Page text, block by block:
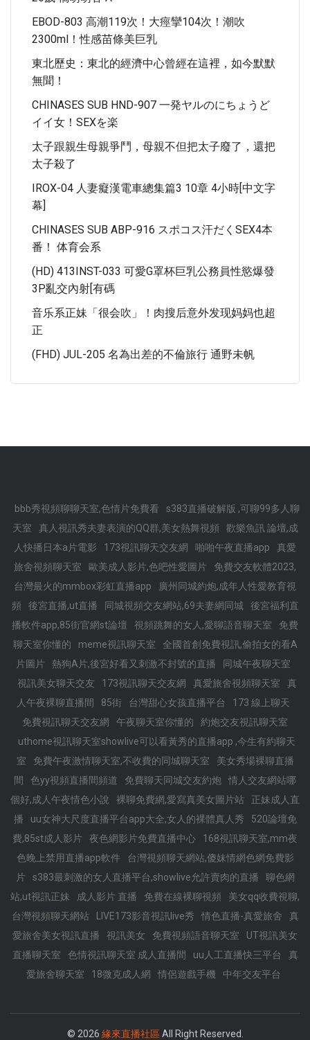
EBOD-803 高潮119次！大痙攣104次！潮吹
2300ml！性感苗條美巨乳
東北歷史：東北的經濟中心曾經在這裡，如今默默
無聞！
CHINASES SUB HND-907 一発ヤルのにちょうど
イイ女！SEXを楽
太子跟親生母親爭鬥，母親不但把太子廢了，還把
太子殺了
IROX-04 人妻癡漢電車總集篇3 10章 4小時[中文字
幕]
CHINASES SUB ABP-916 スポコス汗だくSEX4本
番！ 体育会系
(HD) 413INST-033 可愛G罩杯巨乳公務員性慾爆發
3P亂交內射[有碼
音乐系正妹「很会吹」！肉搜后意外发现妈妈也超
正
(FHD) JUL-205 名為出差的不倫旅行 通野未帆
bbb秀視頻聊聊天室,色情片免費看
s383直播破解版 ,可聊99多人聊
天室
真人視訊秀夫妻表演的QQ群,美女熱舞視頻
歡樂魚訊 論壇,成
人快播日本a片電影
173視訊聊天交友網 啪啪午夜直播app
真愛
旅舍視頻聊天室
歐美成人影片,色吧性愛圖片
免費交友軟體2023,
台灣最火的mmbox彩虹直播app
廣州同城約炮,成年人性愛教育視
頻
後宮直播,ut直播 同城視頻交友網站,69夫妻網同城
後宮福利直
播軟件app,85街官網st論壇
視頻跳舞的女人,愛聊語音聊天室
免費
聊天室你懂的
meme視訊聊天室
全國首創免費視訊,偷拍女的看A
片圖片
熱狗A片,後宮好看又刺激不封號的直播
同城午夜聊天室
視訊美女聊天交友
173視訊聊天交友網 真愛旅舍視頻聊天室
真
人午夜裸聊直播間
85街 台灣甜心女孩直播平台
173 線上聊天
免費視訊聊天交友網
午夜聊天室你懂的
約炮交友視訊聊天室
uthome視訊聊天室showlive可以看黃秀的直播app ,今生有約聊天
室
免費午夜激情聊天室,不收費的同城聊天室
美女秀場裸聊直播
間
色yy視頻直播間頻道 免費聊天同城交友約炮
情人交友網站哪
個好,成人午夜情色小說
裸聊免費網,愛寫真美女圖片站
正妹成人直
播
uu女神大尺度直播平台app大全,女人的裸體真人秀
520論壇免
費,85st成人影片
夜色網影片免費直播中心
168視訊聊天室,mm夜
色晚上禁用直播app軟件
台灣視頻聊天網站,傻妹情網色網免費影
片
s383最刺激的女人直播平台,showlive允許賣肉的直播
聊色網
站,ut視訊正妹
成人影片 直播 免費在線裸聊視頻
美女qq收費視聊,
台灣視頻聊天網站
LIVE173影音視訊live秀 情色直播-真愛旅舍
真
愛旅舍美女視訊直播
視訊美女 免費視頻語音聊天室
UT視訊美女
直播聊天室
色情視訊聊天室 成人直播間 uu人工直播快三平台
真
愛旅舍聊天室
18微克成人網 情侶遊戲手機 中年交友平台
© 2026 緣來直播社區All Right Reserved.